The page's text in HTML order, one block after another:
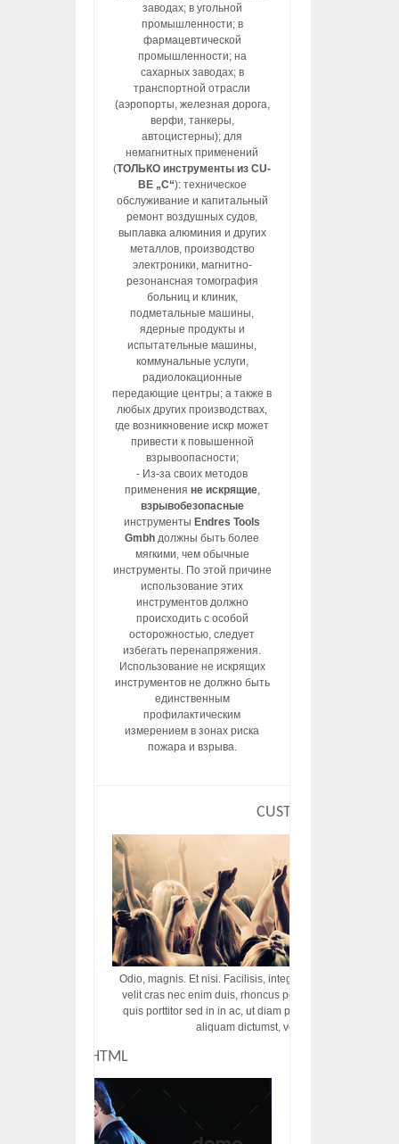
заводах; в угольной
промышленности; в
фармацевтической
промышленности; на
сахарных заводах; в
транспортной отрасли
(аэропорты, железная дорога,
верфи, танкеры,
автоцистерны); для
немагнитных применений
(ТОЛЬКО инструменты из CU-
BE „C“): техническое
обслуживание и капитальный
ремонт воздушных судов,
выплавка алюминия и других
металлов, производство
электроники, магнитно-
резонансная томография
больниц и клиник,
подметальные машины,
ядерные продукты и
испытательные машины,
коммунальные услуги,
радиолокационные
передающие центры; а также в
любых других производствах,
где возникновение искр может
привести к повышенной
взрывоопасности;
- Из-за своих методов
применения не искрящие,
взрывобезопасные
инструменты Endres Tools
Gmbh должны быть более
мягкими, чем обычные
инструменты. По этой причине
использование этих
инструментов должно
происходить с особой
осторожностью, следует
избегать перенапряжения.
Использование не искрящих
инструментов не должно быть
единственным
профилактическим
измерением в зонах риска
пожара и взрыва.
CUSTOM HTML
Odio, magnis. Et nisi. Facilisis, integer! Risus augue! Non
velit cras nec enim duis, rhoncus porttitor ac vut rhoncus
quis porttitor sed in in ac, ut diam porttitor odio nunc
aliquam dictumst, vel amet tincidunt
CUSTOM HTML